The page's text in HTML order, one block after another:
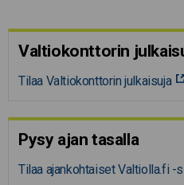
Valtiokonttorin
Tilaa Valtiokonttorin julkaisuja
Pysy ajan tasalla
Tilaa ajankohtaiset Valtiolla.fi